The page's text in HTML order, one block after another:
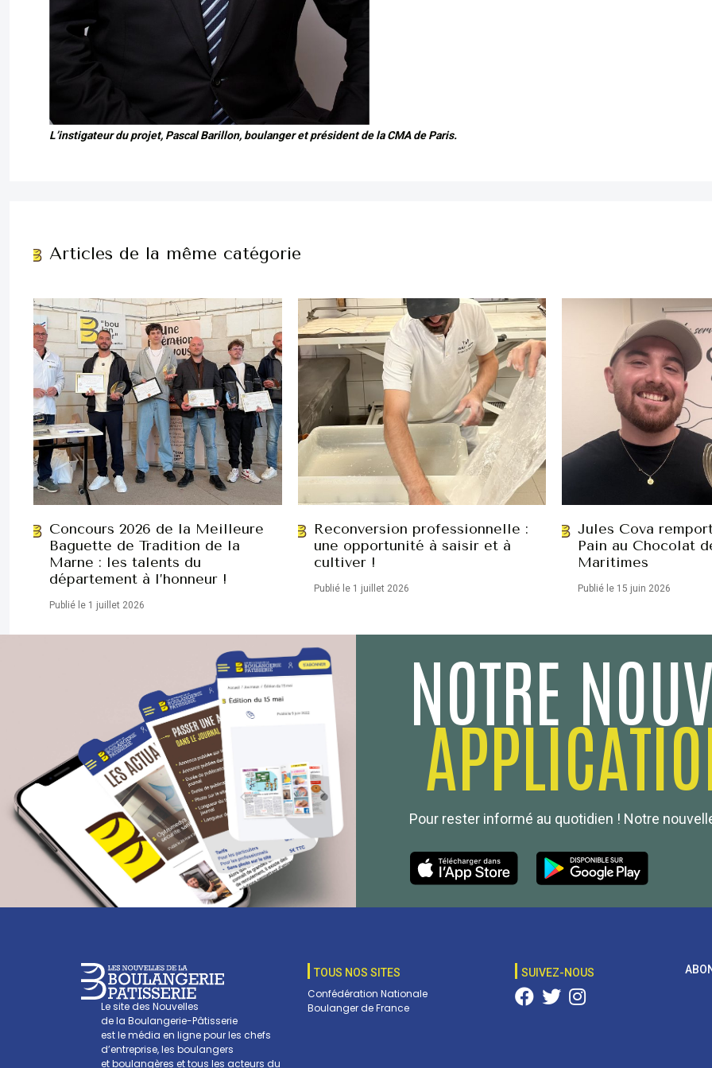
L’instigateur du projet, Pascal Barillon, boulanger et président de la CMA de Paris.
Articles de la même catégorie
Concours 2026 de la Meilleure
Baguette de Tradition de la
Marne : les talents du
département à l’honneur !
Publié le 1 juillet 2026
Reconversion professionnelle :
une opportunité à saisir et à
cultiver !
Publié le 1 juillet 2026
Jules Cova
Pain au Chocolat
Maritimes
Publié le 15 juin 2026
NOTRE
Pour rester informé au quotidien ! Notre
Le site des Nouvelles
de la Boulangerie-Pâtisserie
est le média en ligne pour les chefs
d’entreprise, les boulangers
et boulangères et tous les acteurs du
TOUS NOS SITES
Confédération Nationale
Boulanger de France
SUIVEZ-NOUS